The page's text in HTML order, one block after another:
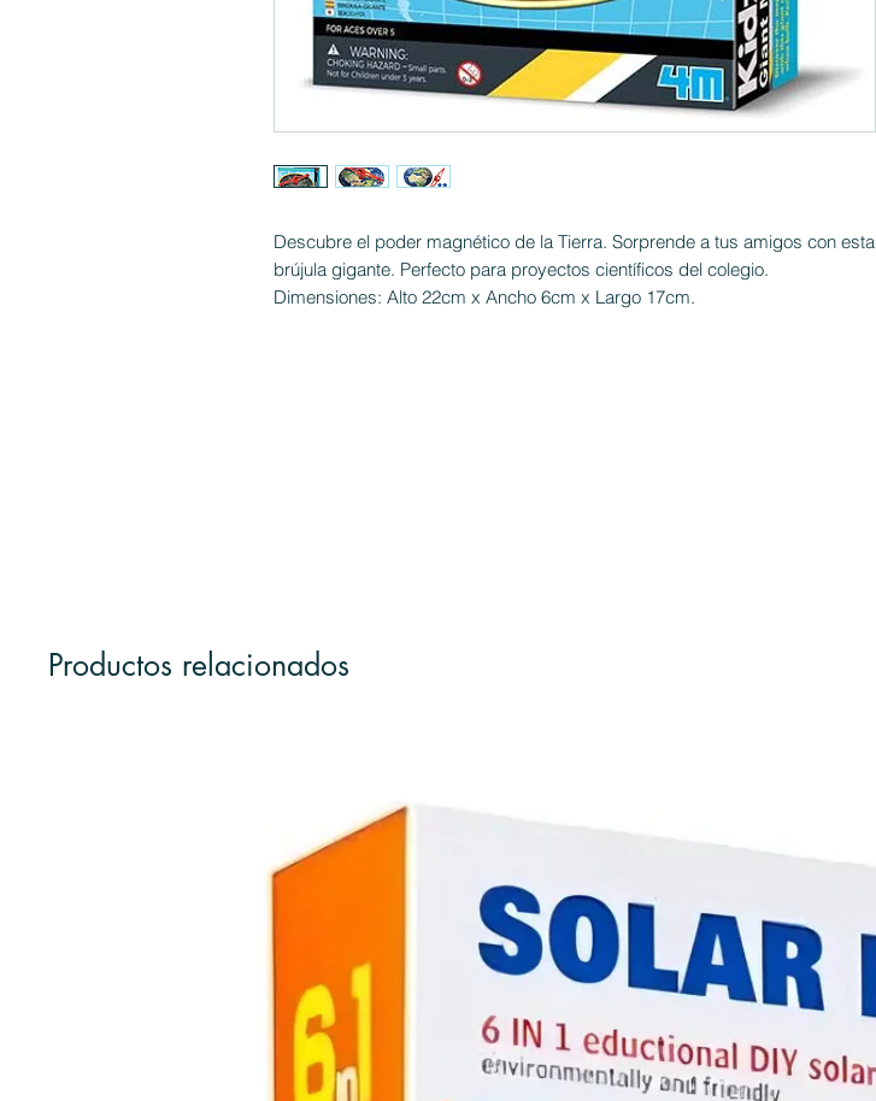
Productos relacionados
Descubre el poder magnético de la Tierra. Sorprende a tus amigos con esta
brújula gigante. Perfecto para proyectos científicos del colegio.
Dimensiones: Alto 22cm x Ancho 6cm x Largo 17cm.